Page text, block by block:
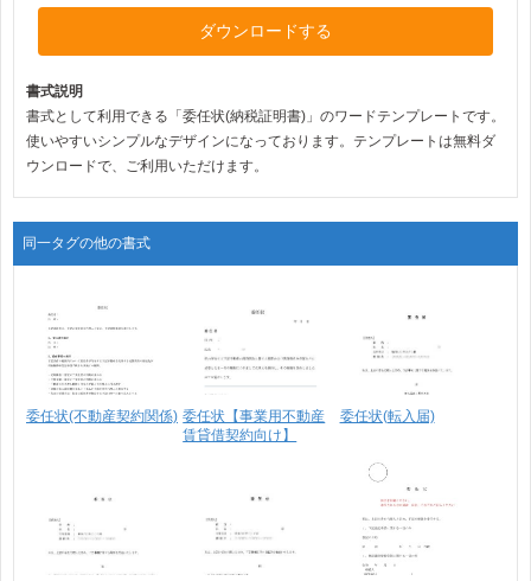
ダウンロードする
書式説明
書式として利用できる「委任状(納税証明書)」のワードテンプレートです。
使いやすいシンプルなデザインになっております。テンプレートは無料ダ
ウンロードで、ご利用いただけます。
同一タグの他の書式
委任状(不動産契約関係) 委任状【事業用不動産
賃貸借契約向け】
委任状(転入届)